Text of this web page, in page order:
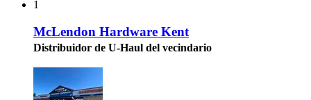
1
McLendon Hardware Kent
Distribuidor de U-Haul del vecindario